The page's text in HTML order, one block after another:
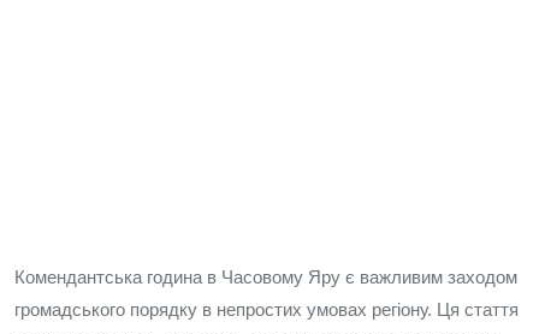
Комендантська година в Часовому Яру є важливим заходом
громадського порядку в непростих умовах регіону. Ця стаття